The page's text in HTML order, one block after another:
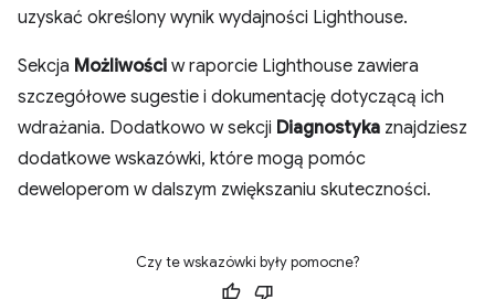
uzyskać określony wynik wydajności Lighthouse.
Sekcja Możliwości w raporcie Lighthouse zawiera
szczegółowe sugestie i dokumentację dotyczącą ich
wdrażania. Dodatkowo w sekcji Diagnostyka znajdziesz
dodatkowe wskazówki, które mogą pomóc
deweloperom w dalszym zwiększaniu skuteczności.
Czy te wskazówki były pomocne?